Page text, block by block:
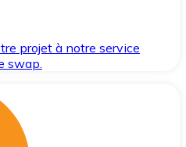
projet à notre service
swap.